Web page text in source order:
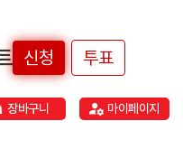
신청 투표
장바구니 마이페이지